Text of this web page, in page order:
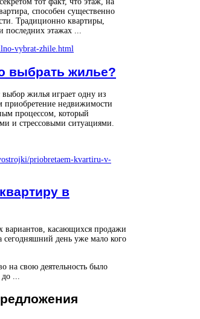
способен существенно
Традиционно квартиры,
последних этажах ...
выбрать жилье?
жилья играет одну из
приобретение недвижимости
процессом, который
и стрессовыми ситуациями.
в
вариантов, касающихся продажи
сегодняшний день уже мало кого
на свою деятельность было
...